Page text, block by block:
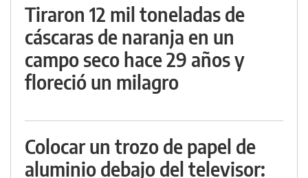
Tiraron 12 mil toneladas de
cáscaras de naranja en un
campo seco hace 29 años y
floreció un milagro
Colocar un trozo de papel de
aluminio debajo del televisor: